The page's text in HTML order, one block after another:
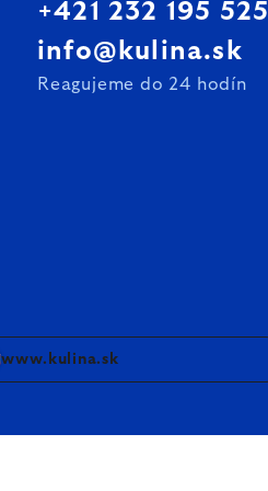
+421 232 195 525
info@kulina.sk
Reagujeme do 24 hodín
www.kulina.sk